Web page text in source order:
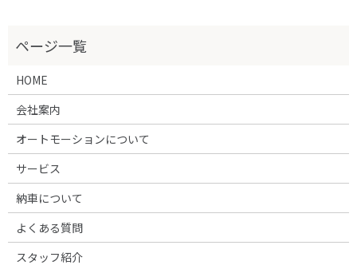
HOME
会社案内
オートモーションについて
サービス
納車について
よくある質問
スタッフ紹介